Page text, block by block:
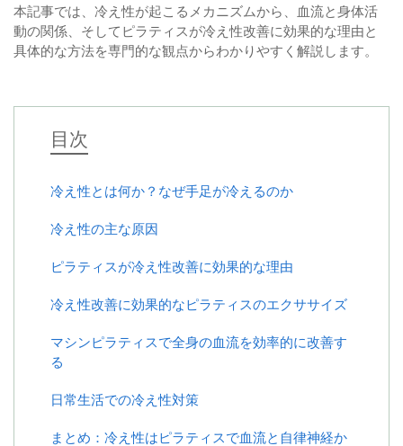
本記事では、冷え性が起こるメカニズムから、血流と身体活
動の関係、そしてピラティスが冷え性改善に効果的な理由と
具体的な方法を専門的な観点からわかりやすく解説します。
目次
冷え性とは何か？なぜ手足が冷えるのか
冷え性の主な原因
ピラティスが冷え性改善に効果的な理由
冷え性改善に効果的なピラティスのエクササイズ
マシンピラティスで全身の血流を効率的に改善す
る
日常生活での冷え性対策
まとめ：冷え性はピラティスで血流と自律神経か